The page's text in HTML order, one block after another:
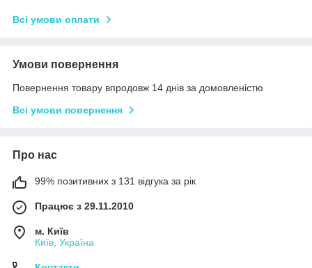
Всі умови оплати
Умови повернення
Повернення товару впродовж 14 днів за домовленістю
Всі умови повернення
Про нас
99% позитивних з 131 відгука за рік
Працює з 29.11.2010
м. Київ
Київ, Україна